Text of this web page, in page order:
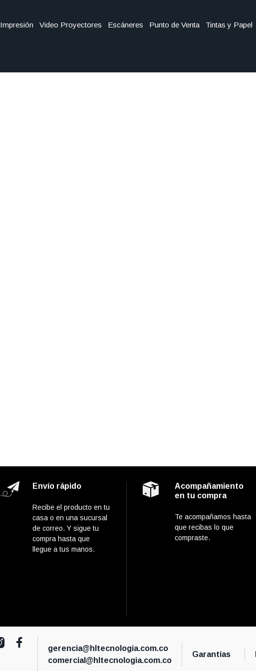
Impresión Video Proyectores Escáneres Punto de Venta Tintas y Papel
Envío rápido
Recibe el producto en tu
casa o en una sucursal
de correo. Y sigue tu
compra hasta que
llegue a tus manos.
Acompañamiento
en tu compra
Te acompañamos hasta
que recibas lo que
compraste.
gerencia@hltecnologia.com.co
comercial@hltecnologia.com.co
Garantías